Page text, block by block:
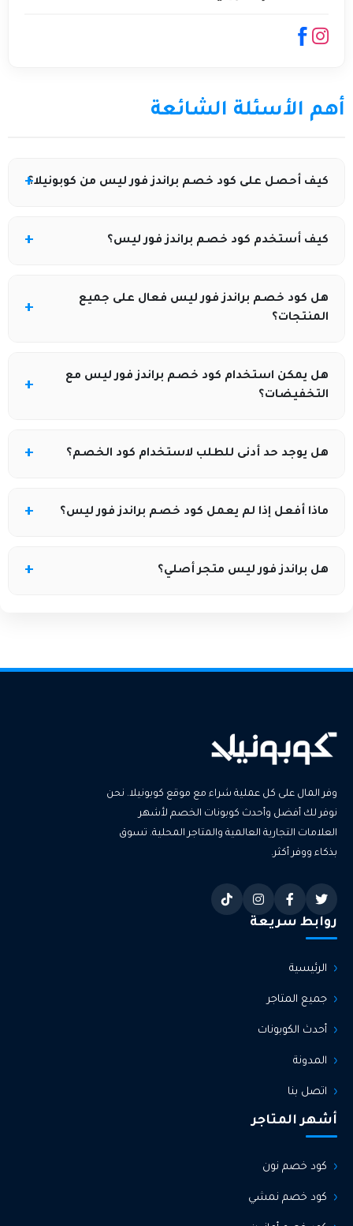
أهم الأسئلة الشائعة
كيف أحصل على كود خصم براندز فور ليس من كوبونيلا؟
يمكنك الحصول على أحدث كود خصم براندز فور ليس من
كيف أستخدم كود خصم براندز فور ليس؟
انسخ كود الخصم من كوبونيلا، ثم اختر منتجاتك من موقع
براندز فور ليس، والصقه في خانة كود الخصم أثناء إتمام
هل كود خصم براندز فور ليس فعال على جميع
المنتجات؟
غالبًا يكون الكود صالحًا على معظم المنتجات، لكن قد
تُستثنى بعض العروض أو الأقسام حسب شروط المتجر.
هل يمكن استخدام كود خصم براندز فور ليس مع
التخفيضات؟
نعم، في كثير من الأحيان يمكن الجمع بين كود الخصم من
هل يوجد حد أدنى للطلب لاستخدام كود الخصم؟
بعض أكواد خصم براندز فور ليس تتطلب حدًا أدنى للشراء،
ماذا أفعل إذا لم يعمل كود خصم براندز فور ليس؟
تأكد من صلاحية الكود وشروطه، وإذا لم يعمل يمكنك
هل براندز فور ليس متجر أصلي؟
وفر المال على كل عملية شراء مع موقع كوبونيلا. نحن
نوفر لك أفضل وأحدث كوبونات الخصم لأشهر
العلامات التجارية العالمية والمتاجر المحلية. تسوق
بذكاء ووفر أكثر.
روابط سريعة
الرئيسية
جميع المتاجر
أحدث الكوبونات
المدونة
اتصل بنا
أشهر المتاجر
كود خصم نون
كود خصم نمشي